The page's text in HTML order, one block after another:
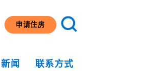
申请住房
新闻 联系方式